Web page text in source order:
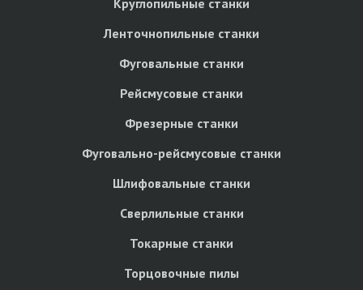
Ленточнопильные станки
Фуговальные станки
Рейсмусовые станки
Фрезерные станки
Фуговально-рейсмусовые станки
Шлифовальные станки
Сверлильные станки
Токарные станки
Торцовочные пилы